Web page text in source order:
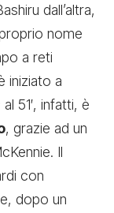
dall’altra,
nome
a reti
iniziato a
51′, infatti, è
, grazie ad un
Il
con
dopo un